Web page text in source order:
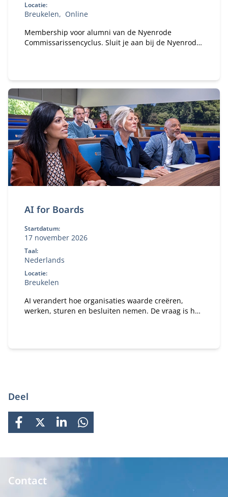
Locatie:
Breukelen
Online
Membership voor alumni van de Nyenrode
Commissarissencyclus. Sluit je aan bij de Nyenrode
onze community?
AI for Boards
Startdatum:
17 november 2026
Taal:
Nederlands
Locatie:
Breukelen
AI verandert hoe organisaties waarde creëren,
werken, sturen en besluiten nemen. De vraag is hoe
toezichthouder.
Deel
FACEBOOK
X LINKEDINWHATSAPP
Contact